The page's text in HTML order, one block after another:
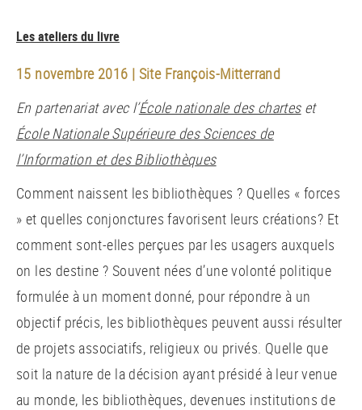
Les ateliers du livre
15 novembre 2016 | Site François-Mitterrand
En partenariat avec l’École nationale des charteset
École Nationale Supérieure des Sciences de
l’Information et des Bibliothèques
Comment naissent les bibliothèques ? Quelles « forces
» et quelles conjonctures favorisent leurs créations? Et
comment sont-elles perçues par les usagers auxquels
on les destine ? Souvent nées d’une volonté politique
formulée à un moment donné, pour répondre à un
objectif précis, les bibliothèques peuvent aussi résulter
de projets associatifs, religieux ou privés. Quelle que
soit la nature de la décision ayant présidé à leur venue
au monde, les bibliothèques, devenues institutions de